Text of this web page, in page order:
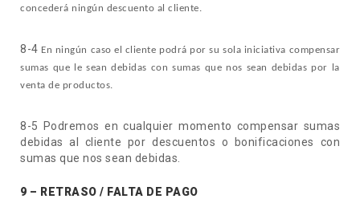
concederá ningún descuento al cliente.
8-4 En ningún caso el cliente podrá por su sola iniciativa compensar
sumas que le sean debidas con sumas que nos sean debidas por la
venta de productos.
8-5 Podremos en cualquier momento compensar sumas
debidas al cliente por descuentos o bonificaciones con
sumas que nos sean debidas.
9 – RETRASO / FALTA DE PAGO